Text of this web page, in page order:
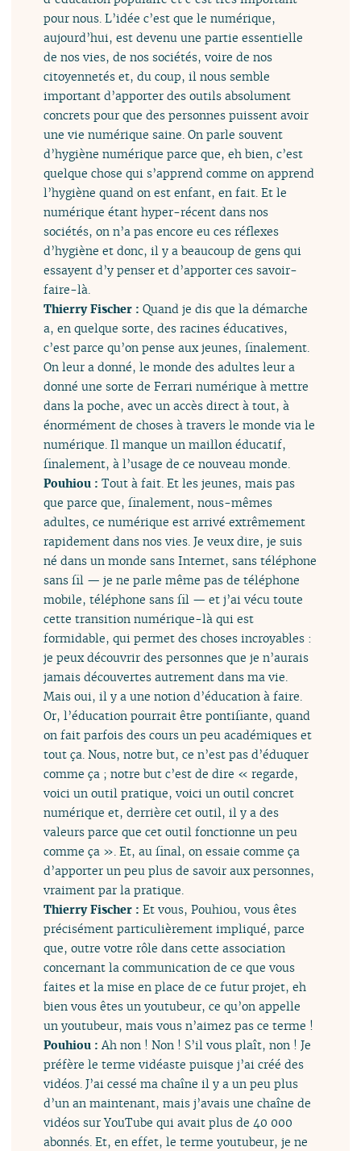
pour nous. L’idée c’est que le numérique,
aujourd’hui, est devenu une partie essentielle
de nos vies, de nos sociétés, voire de nos
citoyennetés et, du coup, il nous semble
important d’apporter des outils absolument
concrets pour que des personnes puissent avoir
une vie numérique saine. On parle souvent
d’hygiène numérique parce que, eh bien, c’est
quelque chose qui s’apprend comme on apprend
l’hygiène quand on est enfant, en fait. Et le
numérique étant hyper-récent dans nos
sociétés, on n’a pas encore eu ces réflexes
d’hygiène et donc, il y a beaucoup de gens qui
essayent d’y penser et d’apporter ces savoir-
faire-là.
Thierry Fischer :Quand je dis que la démarche
a, en quelque sorte, des racines éducatives,
c’est parce qu’on pense aux jeunes, finalement.
On leur a donné, le monde des adultes leur a
donné une sorte de Ferrari numérique à mettre
dans la poche, avec un accès direct à tout, à
énormément de choses à travers le monde via le
numérique. Il manque un maillon éducatif,
finalement, à l’usage de ce nouveau monde.
Pouhiou :Tout à fait. Et les jeunes, mais pas
que parce que, finalement, nous-mêmes
adultes, ce numérique est arrivé extrêmement
rapidement dans nos vies. Je veux dire, je suis
né dans un monde sans Internet, sans téléphone
sans fil — je ne parle même pas de téléphone
mobile, téléphone sans fil — et j’ai vécu toute
cette transition numérique-là qui est
formidable, qui permet des choses incroyables :
je peux découvrir des personnes que je n’aurais
jamais découvertes autrement dans ma vie.
Mais oui, il y a une notion d’éducation à faire.
Or, l’éducation pourrait être pontifiante, quand
on fait parfois des cours un peu académiques et
tout ça. Nous, notre but, ce n’est pas d’éduquer
comme ça ; notre but c’est de dire « regarde,
voici un outil pratique, voici un outil concret
numérique et, derrière cet outil, il y a des
valeurs parce que cet outil fonctionne un peu
comme ça ». Et, au final, on essaie comme ça
d’apporter un peu plus de savoir aux personnes,
vraiment par la pratique.
Thierry Fischer :Et vous, Pouhiou, vous êtes
précisément particulièrement impliqué, parce
que, outre votre rôle dans cette association
concernant la communication de ce que vous
faites et la mise en place de ce futur projet, eh
bien vous êtes un youtubeur, ce qu’on appelle
un youtubeur, mais vous n’aimez pas ce terme !
Pouhiou :Ah non ! Non ! S’il vous plaît, non ! Je
préfère le terme vidéaste puisque j’ai créé des
vidéos. J’ai cessé ma chaîne il y a un peu plus
d’un an maintenant, mais j’avais une chaîne de
vidéos sur YouTube qui avait plus de 40 000
abonnés. Et, en effet, le terme youtubeur, je ne